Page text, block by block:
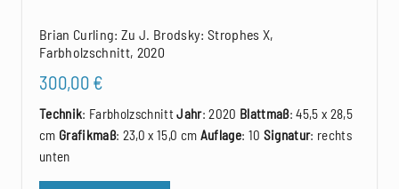
Brian Curling: Zu J. Brodsky: Strophes X,
Farbholzschnitt, 2020
300,00 €
Technik: FarbholzschnittJahr: 2020 Blattmaß: 45,5 x 28,5
cm Grafikmaß: 23,0 x 15,0 cm Auflage: 10 Signatur: rechts
unten